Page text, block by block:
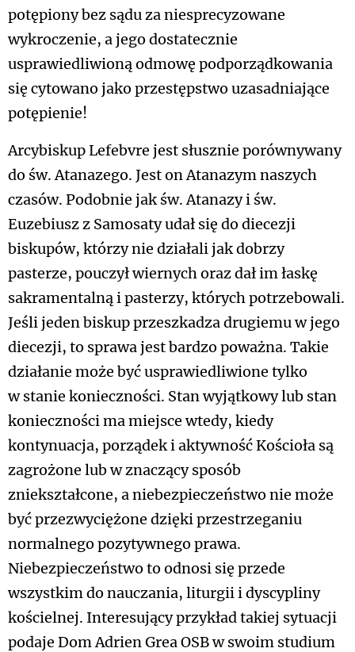
potępiony bez sądu za niesprecyzowane
wykroczenie, a jego dostatecznie
usprawiedliwioną odmowę podporządkowania
się cytowano jako przestępstwo uzasadniające
potępienie!
Arcybiskup Lefebvre jest słusznie porównywany
do św. Atanazego. Jest on Atanazym naszych
czasów. Podobnie jak św. Atanazy i św.
Euzebiusz z Samosaty udał się do diecezji
biskupów, którzy nie działali jak dobrzy
pasterze, pouczył wiernych oraz dał im łaskę
sakramentalną i pasterzy, których potrzebowali.
Jeśli jeden biskup przeszkadza drugiemu w jego
diecezji, to sprawa jest bardzo poważna. Takie
działanie może być usprawiedliwione tylko
w stanie konieczności. Stan wyjątkowy lub stan
konieczności ma miejsce wtedy, kiedy
kontynuacja, porządek i aktywność Kościoła są
zagrożone lub w znaczący sposób
zniekształcone, a niebezpieczeństwo nie może
być przezwyciężone dzięki przestrzeganiu
normalnego pozytywnego prawa.
Niebezpieczeństwo to odnosi się przede
wszystkim do nauczania, liturgii i dyscypliny
kościelnej. Interesujący przykład takiej sytuacji
podaje Dom Adrien Grea OSB w swoim studium